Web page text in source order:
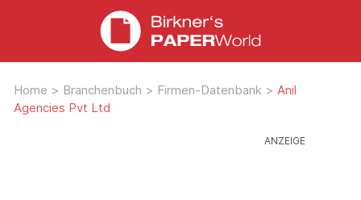
Home > Branchenbuch > Firmen-Datenbank > Anil
Agencies Pvt Ltd